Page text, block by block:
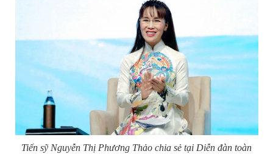
Tiến sỹ Nguyễn Thị Phương Thảo chia sẻ tại Diễn đàn toàn